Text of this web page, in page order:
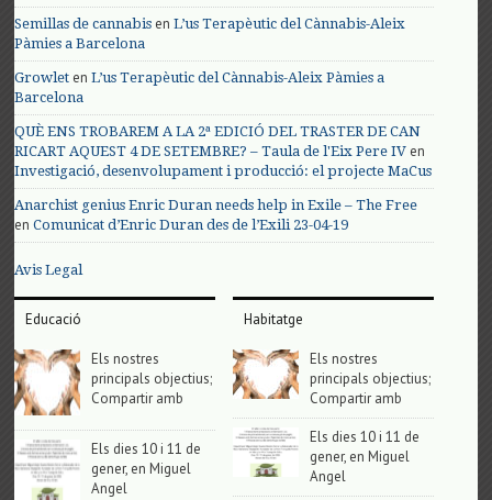
Semillas de cannabis enL’us Terapèutic del Cànnabis-Aleix
Pàmies a Barcelona
Growlet enL’us Terapèutic del Cànnabis-Aleix Pàmies a
Barcelona
QUÈ ENS TROBAREM A LA 2ª EDICIÓ DEL TRASTER DE CAN
RICART AQUEST 4 DE SETEMBRE? – Taula de l'Eix Pere IV en
Investigació, desenvolupament i producció: el projecte MaCus
Anarchist genius Enric Duran needs help in Exile – The Free
enComunicat d’Enric Duran des de l’Exili 23-04-19
Avis Legal
Educació
Els nostres
principals objectius;
Compartir amb
Els dies 10 i 11 de
gener, en Miguel
Angel
Habitatge
Els nostres
principals objectius;
Compartir amb
Els dies 10 i 11 de
gener, en Miguel
Angel